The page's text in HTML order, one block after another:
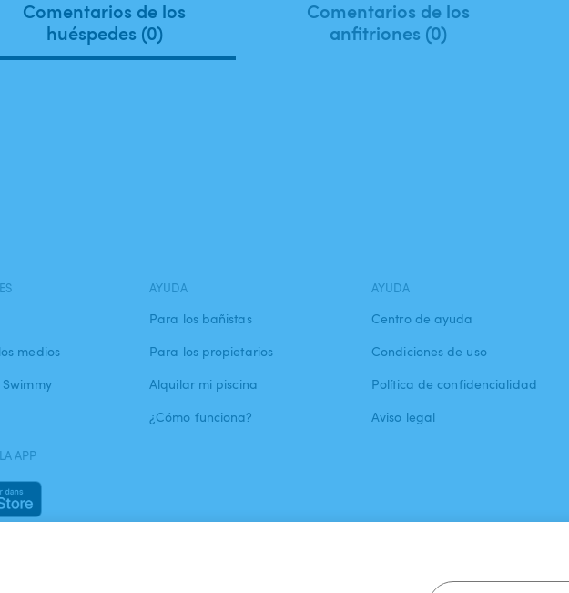
Comentarios de los
huéspedes (0)
Comentarios de los
anfitriones (0)
medios
AYUDA
Para los bañistas
Para los propietarios
Alquilar mi piscina
¿Cómo funciona?
AYUDA
Centro de ayuda
Condiciones de uso
Política de confidencialidad
Aviso legal
APP